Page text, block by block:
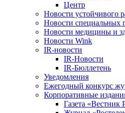
Центр
Новости устойчивого
Новости специальных
Новости медицины и
Новости Wink
IR-новости
IR-Новости
IR-Бюллетень
Уведомления
Ежегодный конкурс
Корпоративные
Газета «Вестник